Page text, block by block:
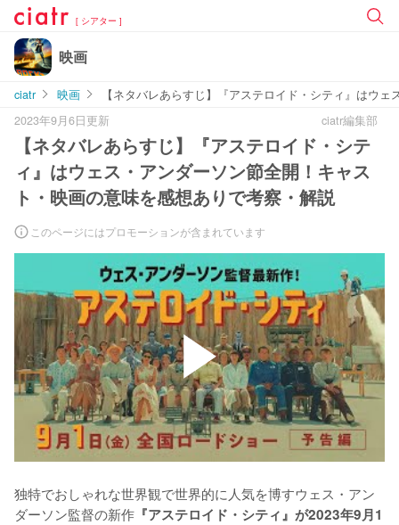
[ シアター ]
映画
ciatr 映画
【ネタバレあらすじ】『アステロイド・シティ』はウ
2023年9月6日更新
ciatr編集部
【ネタバレあらすじ】『アステロイド・シテ
ィ』はウェス・アンダーソン節全開！キャス
ト・映画の意味を感想ありで考察・解説
このページにはプロモーションが含まれています
独特でおしゃれな世界観で世界的に人気を博すウェス・アン
ダーソン監督の新作 『アステロイド・シティ』が2023年9月1